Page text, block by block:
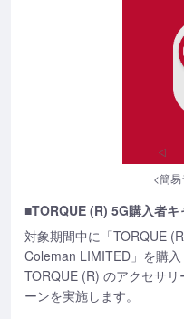
<簡
■TORQUE (R) 5G購入者
対象期間中に「TORQUE
Coleman LIMITED」を購
TORQUE (R) のアクセサ
ーンを実施します。